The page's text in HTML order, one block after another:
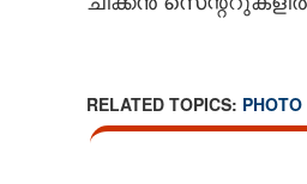
RELATED TOPICS: PHOTO